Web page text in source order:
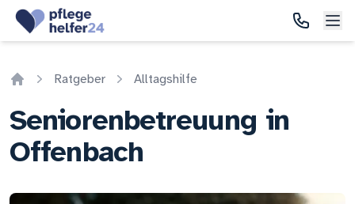
Ratgeber Alltagshilfe
Seniorenbetreuung in
Offenbach